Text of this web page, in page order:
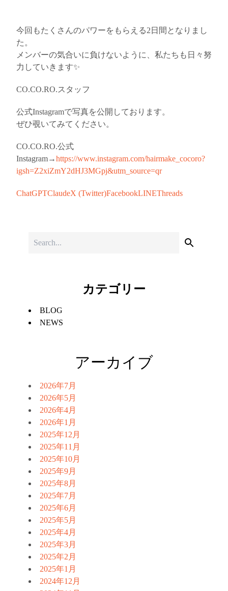
今回もたくさんのパワーをもらえる2日間となりまし
た。
メンバーの気合いに負けないように、私たちも日々努
力していきます✨
CO.CO.RO.スタッフ
公式Instagramで写真を公開しております。
ぜひ覗いてみてください。
CO.CO.RO.公式
Instagram→https://www.instagram.com/hairmake_cocoro?
igsh=Z2xiZmY2dHJ3MGpj&utm_source=qr
ChatGPTClaudeX (Twitter)FacebookLINEThreads
カテゴリー
BLOG
NEWS
アーカイブ
2026年7月
2026年5月
2026年4月
2026年1月
2025年12月
2025年11月
2025年10月
2025年9月
2025年8月
2025年7月
2025年6月
2025年5月
2025年4月
2025年3月
2025年2月
2025年1月
2024年12月